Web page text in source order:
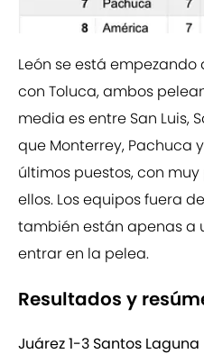
León se está
con Toluca, ambos
media es entre San Luis,
que Monterrey, Pachuca
últimos puestos, con
ellos. Los equipos fuera
también están apenas a
entrar en la pelea.
Resultados y
Juárez 1-3 Santos Laguna